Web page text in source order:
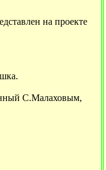
на проекте
С.Малаховым,